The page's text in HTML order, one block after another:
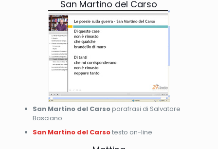
San Martino del Carso
San Martino del Carsoparafrasi di Salvatore
Basciano
San Martino del Carsotesto on-line